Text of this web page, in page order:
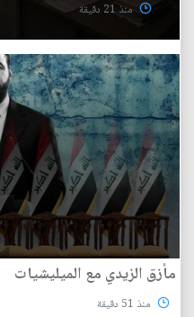
منذ 21 دقيقة
مأزق الزيدي مع الميليشيات
منذ 51 دقيقة